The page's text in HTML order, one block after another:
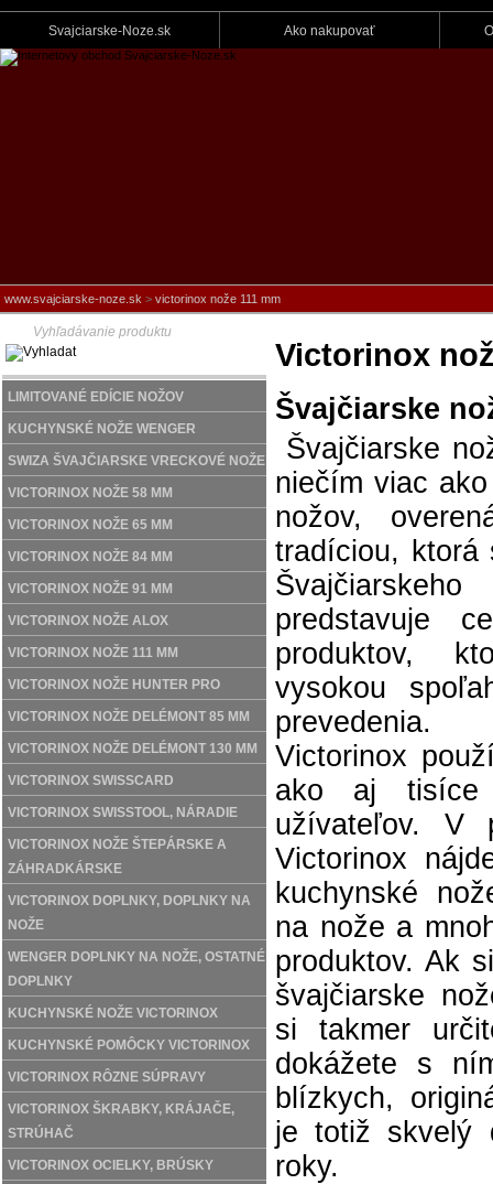
Svajciarske-Noze.sk Ako nakupovať
www.svajciarske-noze.sk > victorinox nože 111 mm
LIMITOVANÉ EDÍCIE NOŽOV
KUCHYNSKÉ NOŽE WENGER
SWIZA ŠVAJČIARSKE VRECKOVÉ NOŽE
VICTORINOX NOŽE 58 MM
VICTORINOX NOŽE 65 MM
VICTORINOX NOŽE 84 MM
VICTORINOX NOŽE 91 MM
VICTORINOX NOŽE ALOX
VICTORINOX NOŽE 111 MM
VICTORINOX NOŽE HUNTER PRO
VICTORINOX NOŽE DELÉMONT 85 MM
VICTORINOX NOŽE DELÉMONT 130 MM
VICTORINOX SWISSCARD
VICTORINOX SWISSTOOL, NÁRADIE
VICTORINOX NOŽE ŠTEPÁRSKE A
ZÁHRADKÁRSKE
VICTORINOX DOPLNKY, DOPLNKY NA
NOŽE
WENGER DOPLNKY NA NOŽE, OSTATNÉ
DOPLNKY
KUCHYNSKÉ NOŽE VICTORINOX
KUCHYNSKÉ POMÔCKY VICTORINOX
VICTORINOX RÔZNE SÚPRAVY
VICTORINOX ŠKRABKY, KRÁJAČE,
STRÚHAČ
VICTORINOX OCIELKY, BRÚSKY
Victorinox
Švajčiarske
Švajčiarske
niečím viac
nožov,
tradíciou, ktorá
predstavuje
produktov,
vysokou
Victorinox
ako aj tisíce
užívateľov. V
Victorinox
kuchynské
na nože a
produktov. Ak
švajčiarske
si takmer
dokážete s
blízkych,
je totiž skvelý
roky.